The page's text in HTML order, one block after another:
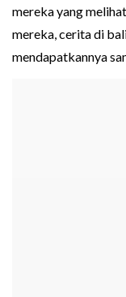
mereka yang
mereka, cerita di
mendapatkannya